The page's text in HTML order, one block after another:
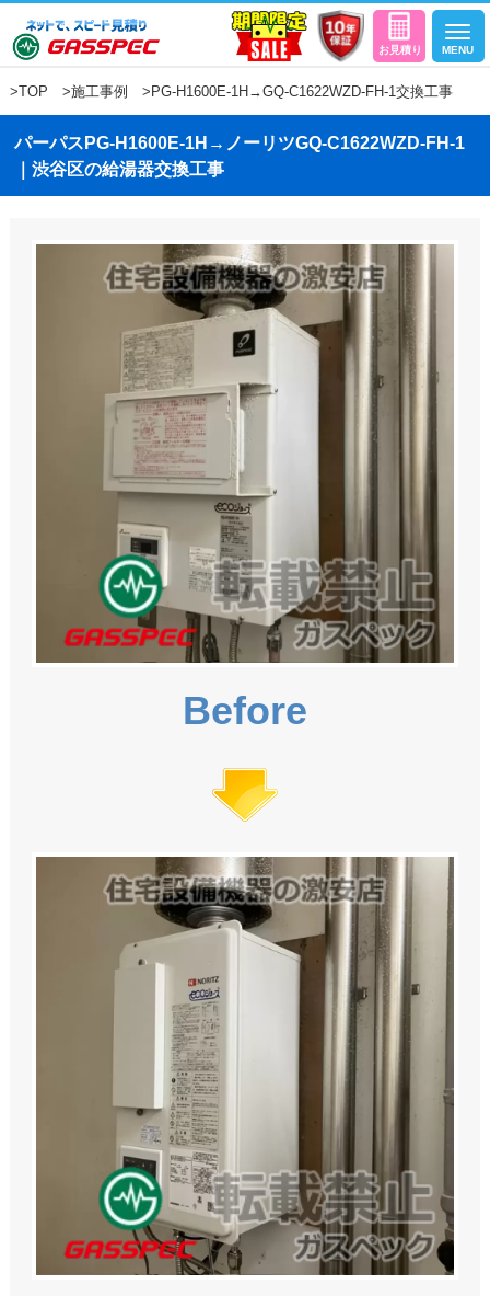
>TOP >施工事例 >PG-H1600E-1H→GQ-C1622WZD-FH-1交換工事
パーパスPG-H1600E-1H→ノーリツGQ-C1622WZD-FH-1
｜渋谷区の給湯器交換工事
Before